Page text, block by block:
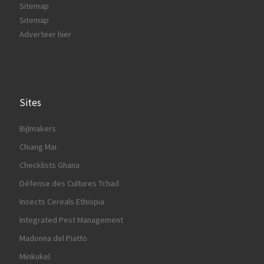
Sitemap
Sitemap
Adverteer hier
Sites
Bijlmakers
Chiang Mai
Checklists Ghana
Défense des Cultures Tchad
Insects Cereals Ethiopia
Integrated Pest Management
Madonna del Piatto
Minkukel